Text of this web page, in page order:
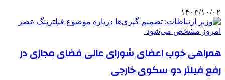
۱۴۰۳/۱۰/۰۲
همراهی خوب اعضای شورای عالی فضای مجازی در
رفع فیلتر دو سکوی خارجی